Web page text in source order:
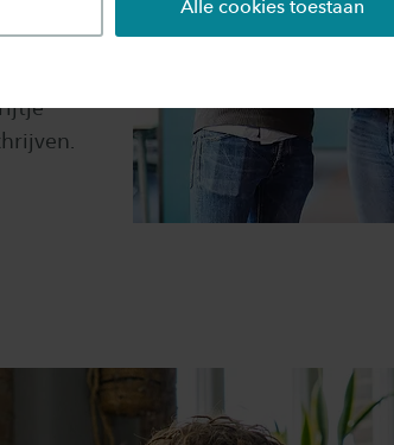
Alle cookies toestaan
of je op